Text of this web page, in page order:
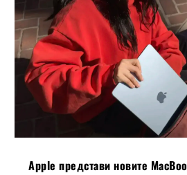
Apple представи новите